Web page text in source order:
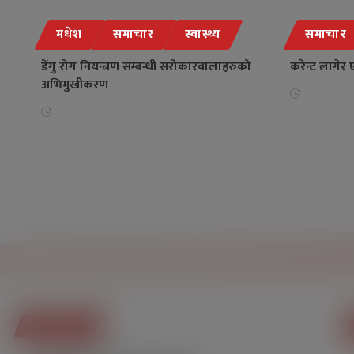
मधेश समाचार
स्वास्थ्य
डेंगु रोग नियन्त्रण सम्बन्धी सरोकारवालाहरुको
अभिमुखीकरण
समाचार
करेन्ट लागेर